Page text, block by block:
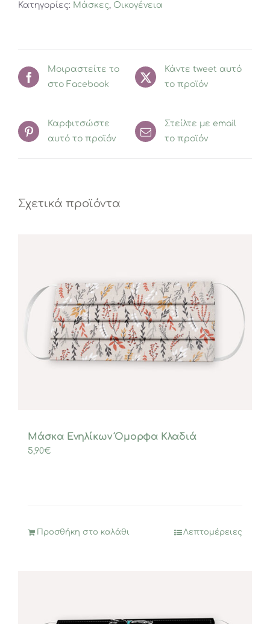
Κατηγορίες: Μάσκες, Οικογένεια
Μοιραστείτε το
στο Facebook
Κάντε tweet αυτό
το προϊόν
Καρφιτσώστε
αυτό το προϊόν
Στείλτε με email
το προϊόν
Σχετικά προϊόντα
Μάσκα Ενηλίκων Όμορφα Κλαδιά
5,90€
Προσθήκη στο καλάθι Λεπτομέρειες